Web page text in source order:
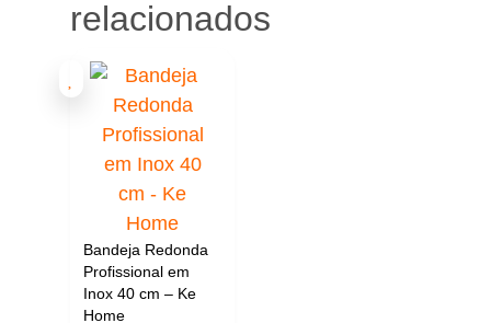
relacionados
Bandeja Redonda
Profissional em
Inox 40 cm – Ke
Home